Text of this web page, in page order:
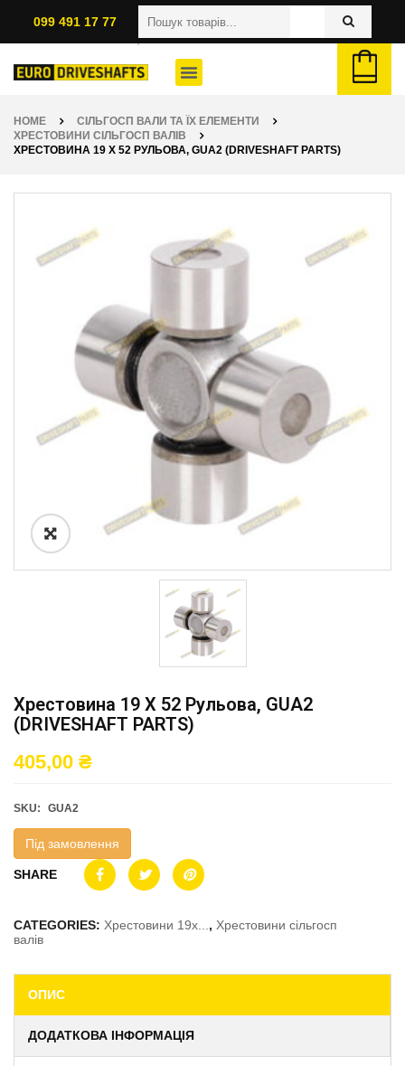
099 491 17 77
HOME
СІЛЬГОСП ВАЛИ ТА ЇХ ЕЛЕМЕНТИ
ХРЕСТОВИНИ СІЛЬГОСП ВАЛІВ
ХРЕСТОВИНА 19 X 52 РУЛЬОВА, GUA2 (DRIVESHAFT PARTS)
Хрестовина 19 X 52 Рульова, GUA2
(DRIVESHAFT PARTS)
405,00 ₴
SKU: GUA2
Під замовлення
SHARE
CATEGORIES: Хрестовини 19x... , Хрестовини сільгосп
валів
ОПИС
ДОДАТКОВА ІНФОРМАЦІЯ